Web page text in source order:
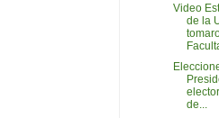
Video
de la
de...